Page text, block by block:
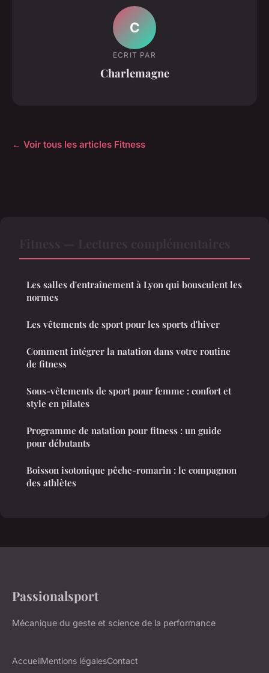
C
ECRIT PAR
Charlemagne
← Voir tous les articles Fitness
Les salles d'entraînement à Lyon qui bousculent les
normes
Les vêtements de sport pour les sports d'hiver
Comment intégrer la natation dans votre routine
de fitness
Sous-vêtements de sport pour femme : confort et
style en pilates
Programme de natation pour fitness : un guide
pour débutants
Boisson isotonique pêche-romarin : le compagnon
des athlètes
Passionalsport
Mécanique du geste et science de la performance
AccueilMentions légalesContact